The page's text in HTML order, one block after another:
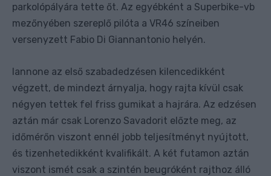
parkolópályára tette őt. Az egyébként a Superbike-vb
mezőnyében szereplő pilóta a VR46 színeiben
versenyzett Fabio Di Giannantonio helyén.
Iannone az első szabadedzésen kilencedikként
végzett, de mindezt árnyalja, hogy rajta kívül csak
négyen tettek fel friss gumikat a hajrára. Az edzésen
aztán már csak Lorenzo Savadorit előzte meg, az
időmérőn viszont ennél jobb teljesítményt nyújtott,
és tizenhetedikként kvalifikált. A két futamon aztán
viszont ismét csak a szintén beugróként rajthoz álló